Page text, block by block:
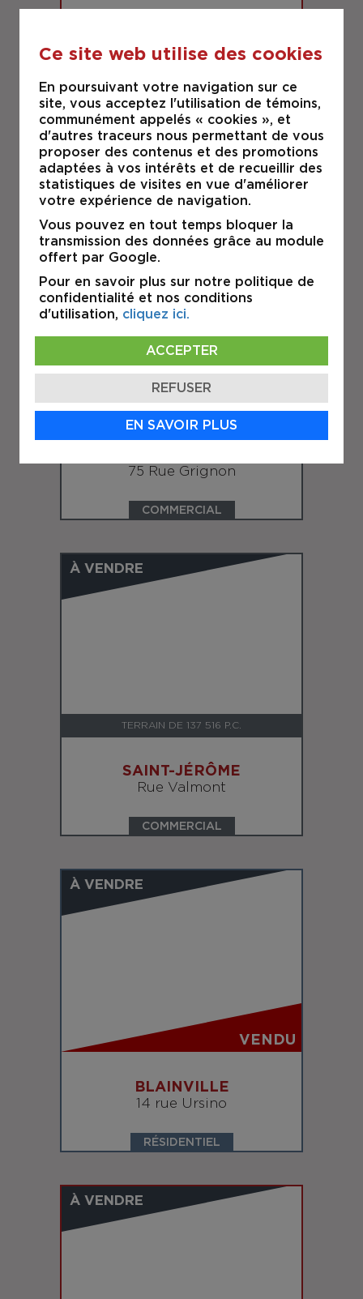
29,586 P.C.
RIGAUD
19 Rue de la Coopérative
INDUSTRIEL
À VENDRE
TERRAIN DE 124,757 P.C.
75 Rue Grignon
COMMERCIAL
À VENDRE
TERRAIN DE 137 516 P.C.
SAINT-JÉRÔME
Rue Valmont
COMMERCIAL
À VENDRE
VENDU
BLAINVILLE
14 rue Ursino
RÉSIDENTIEL
À VENDRE
Ce site web utilise des cookies
En poursuivant votre navigation sur ce
site, vous acceptez l'utilisation de témoins,
communément appelés « cookies », et
d'autres traceurs nous permettant de vous
proposer des contenus et des promotions
adaptées à vos intérêts et de recueillir des
statistiques de visites en vue d'améliorer
votre expérience de navigation.
Vous pouvez en tout temps bloquer la
transmission des données grâce au module
offert par Google.
Pour en savoir plus sur notre politique de
confidentialité et nos conditions
d'utilisation, cliquez ici.
ACCEPTER
REFUSER
EN SAVOIR PLUS